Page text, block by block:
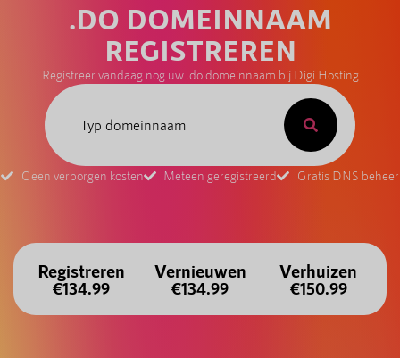
.DO DOMEINNAAM
REGISTREREN
Registreer vandaag nog uw .do domeinnaam bij Digi Hosting
Geen verborgen kosten Meteen geregistreerd Gratis DNS beheer
Registreren
€134.99
Vernieuwen
€134.99
Verhuizen
€150.99